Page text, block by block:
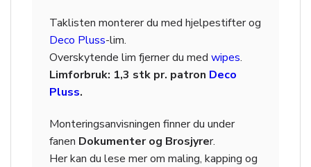
Taklisten monterer du med hjelpestifter og
Deco Pluss-lim.
Overskytende lim fjerner du med wipes.
Limforbruk: 1,3 stk pr. patron Deco
Pluss.
Monteringsanvisningen finner du under
fanen Dokumenter og Brosjyrer.
Her kan du lese mer om maling, kapping og